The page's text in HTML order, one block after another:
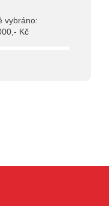
vybráno:
Kč